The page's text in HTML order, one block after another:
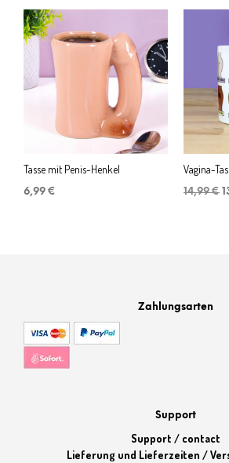
Tasse mit Penis-Henkel
6,99 €
Vagina-
14,99€
Zahlungsarten
Support
Support / contact
Lieferung und Lieferzeiten /